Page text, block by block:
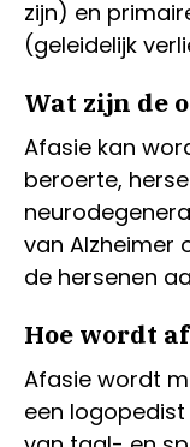
zijn) en
(geleidelijk
Wat zijn de
Afasie kan
beroerte,
van Alzheimer
de hersenen
Hoe wordt
Afasie wordt
een